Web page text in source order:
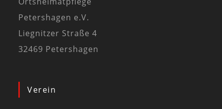
Petershagen e.V.
Liegnitzer Straße 4
32469 Petershagen
Verein